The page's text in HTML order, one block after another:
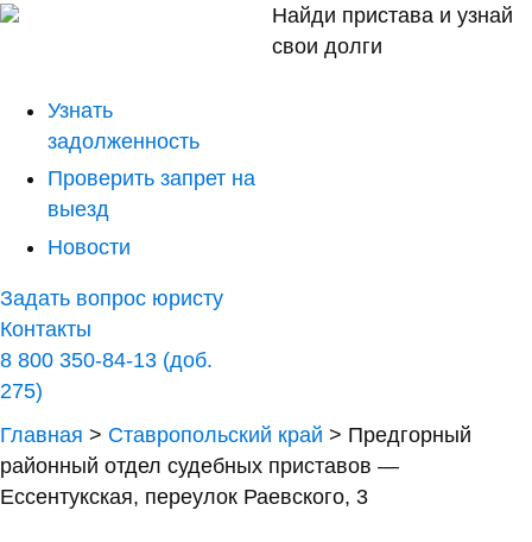
Найди пристава и узнай
свои долги
Узнать
задолженность
Проверить запрет на
выезд
Новости
Задать вопрос юристу
Контакты
8 800 350-84-13 (доб.
275)
Главная > Ставропольский край > Предгорный
районный отдел судебных приставов —
Ессентукская, переулок Раевского, 3